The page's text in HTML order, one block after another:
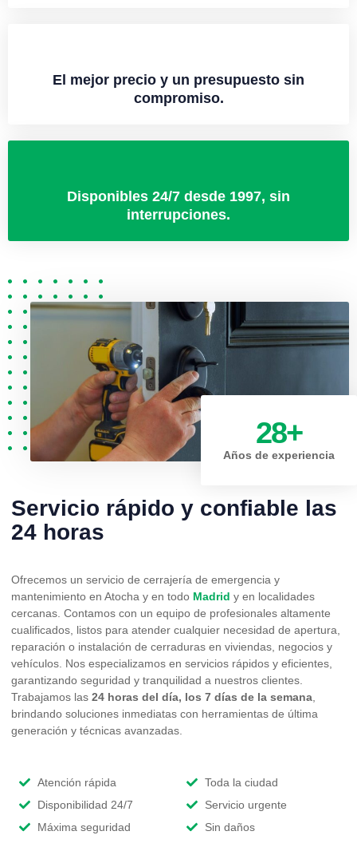
El mejor precio y un presupuesto sin
compromiso.
Disponibles 24/7 desde 1997, sin
interrupciones.
Años de experiencia
28+
Servicio rápido y confiable las
24 horas
Ofrecemos un servicio de cerrajería de emergencia y
mantenimiento en Atocha y en todo Madrid y en localidades
cercanas. Contamos con un equipo de profesionales altamente
cualificados, listos para atender cualquier necesidad de apertura,
reparación o instalación de cerraduras en viviendas, negocios y
vehículos. Nos especializamos en servicios rápidos y eficientes,
garantizando seguridad y tranquilidad a nuestros clientes.
Trabajamos las 24 horas del día, los 7 días de la semana
brindando soluciones inmediatas con herramientas de última
generación y técnicas avanzadas.
Atención rápida
Disponibilidad 24/7
Máxima seguridad
Toda la ciudad
Servicio urgente
Sin daños